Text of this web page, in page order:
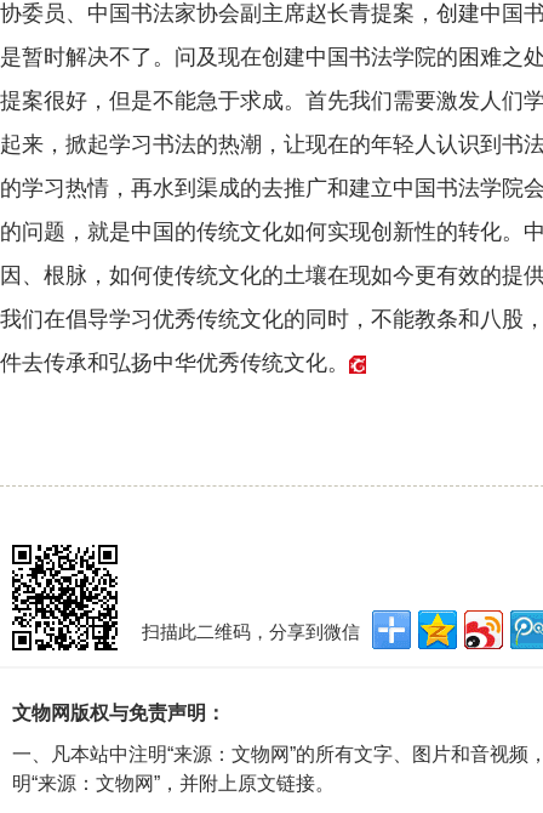
协委员、中国书法家协会副主席赵长青提案，创建中国
是暂时解决不了。问及现在创建中国书法学院的困难之
提案很好，但是不能急于求成。首先我们需要激发人们
起来，掀起学习书法的热潮，让现在的年轻人认识到书
的学习热情，再水到渠成的去推广和建立中国书法学院
的问题，就是中国的传统文化如何实现创新性的转化。
因、根脉，如何使传统文化的土壤在现如今更有效的提
我们在倡导学习优秀传统文化的同时，不能教条和八股
件去传承和弘扬中华优秀传统文化。
扫描此二维码，分享到微信
文物网版权与免责声明：
一、凡本站中注明“来源：文物网”的所有文字、图片和音视
明“来源：文物网”，并附上原文链接。